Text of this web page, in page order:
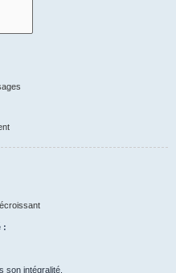
:
son intégralité.